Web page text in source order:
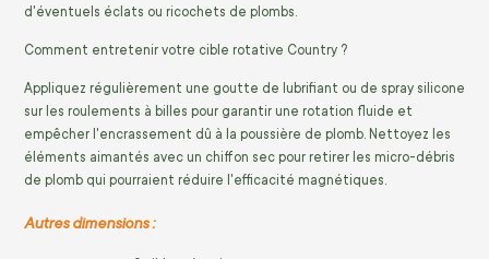
d'éventuels éclats ou ricochets de plombs.
Comment entretenir votre cible rotative Country ?
Appliquez régulièrement une goutte de lubrifiant ou de spray silicone
sur les roulements à billes pour garantir une rotation fluide et
empêcher l'encrassement dû à la poussière de plomb. Nettoyez les
éléments aimantés avec un chiffon sec pour retirer les micro-débris
de plomb qui pourraient réduire l'efficacité magnétiques.
Autres dimensions :